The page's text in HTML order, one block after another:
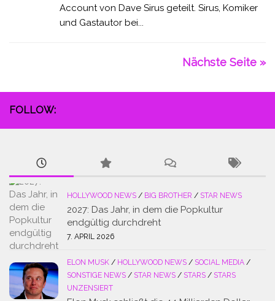
Account von Dave Sirus geteilt. Sirus, Komiker
und Gastautor bei...
Nächste Seite »
FOLLOW:
HOLLYWOOD NEWS / BIG BROTHER / STAR NEWS
2027: Das Jahr, in dem die Popkultur
endgültig durchdreht
7. APRIL 2026
ELON MUSK / HOLLYWOOD NEWS / SOCIAL MEDIA /
SONSTIGE NEWS / STAR NEWS / STARS / STARS
UNZENSIERT